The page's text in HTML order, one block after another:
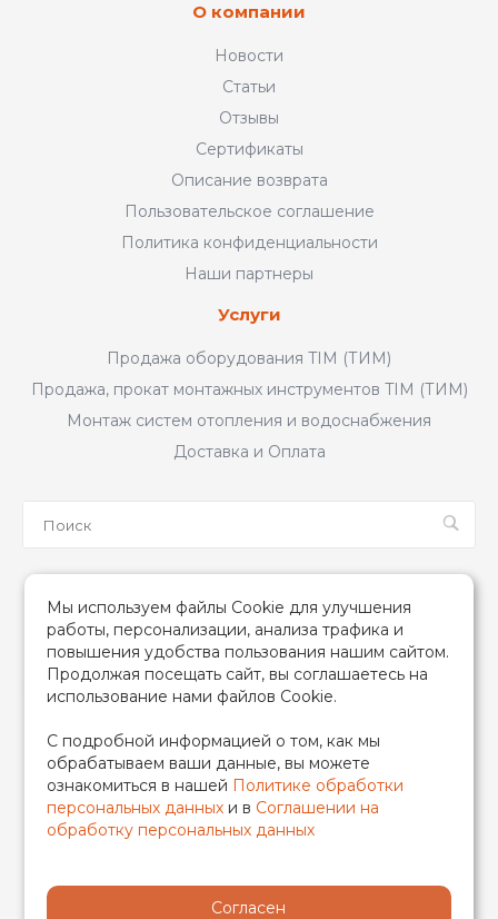
О компании
Новости
Статьи
Отзывы
Сертификаты
Описание возврата
Пользовательское соглашение
Политика конфиденциальности
Наши партнеры
Услуги
Продажа оборудования TIM (ТИМ)
Продажа, прокат монтажных инструментов TIM (ТИМ)
Монтаж систем отопления и водоснабжения
Доставка и Оплата
2026 © TIM (ТИМ) Инженерная сантехника, Все права
защищены
ИП Гончаренко Надежда Николаевна
500708528433/319500700011740
Мы используем файлы Cookie для улучшения
работы, персонализации, анализа трафика и
повышения удобства пользования нашим сайтом.
Продолжая посещать сайт, вы соглашаетесь на
использование нами файлов Cookie.
С подробной информацией о том, как мы
обрабатываем ваши данные, вы можете
ознакомиться в нашей Политике обработки
персональных данных и в Соглашении на
обработку персональных данных
Согласен